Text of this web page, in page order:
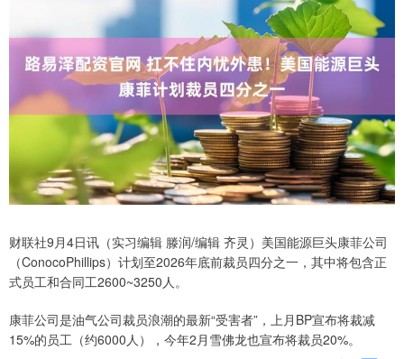
财联社9月4日讯（实习编辑 滕润/编辑 齐灵）美国能源巨头康菲公司
（ConocoPhillips）计划至2026年底前裁员四分之一，其中将包含正
式员工和合同工2600~3250人。
康菲公司是油气公司裁员浪潮的最新“受害者”，上月BP宣布将裁减
15%的员工（约6000人），今年2月雪佛龙也宣布将裁员20%。